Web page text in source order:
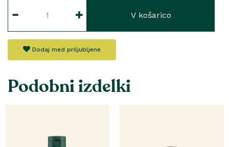
V košarico
Dodaj med priljubljene
Podobni izdelki